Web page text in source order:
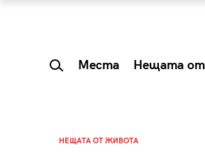
Места Нещата
НЕЩАТА ОТ ЖИВОТА